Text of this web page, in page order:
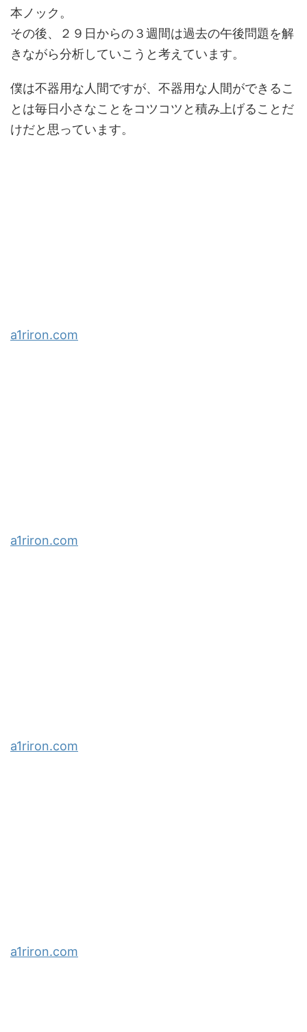
本ノック。
その後、２９日からの３週間は過去の午後問題を解
きながら分析していこうと考えています。
僕は不器用な人間ですが、不器用な人間ができるこ
とは毎日小さなことをコツコツと積み上げることだ
けだと思っています。
a1riron.com
a1riron.com
a1riron.com
a1riron.com